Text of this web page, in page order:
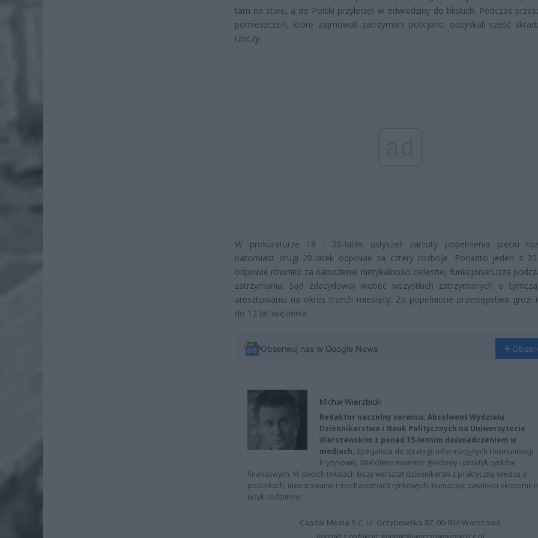
tam na stałe, a do Polski przylecieli w odwiedziny do bliskich. Podczas
pomieszczeń, które zajmowali zatrzymani policjanci odzyskali część
rzeczy.
W prokuraturze 18 i 20-latek usłyszeli zarzuty popełnienia pięciu
natomiast drugi 20-latek odpowie za cztery rozboje. Ponadto jeden z
odpowie również za naruszenie nietykalności cielesnej funkcjonariusza
zatrzymania. Sąd zdecydował wobec wszystkich zatrzymanych o
aresztowaniu na okres trzech miesięcy. Za popełnione przestępstwa grozi
do 12 lat więzienia.
Obserwuj nas w Google News
Michał Wierzbicki
Redaktor naczelny serwisu. Absolwent Wydziału
Dziennikarstwa i Nauk Politycznych na Uniwersytecie
Warszawskim z ponad 15-letnim doświadczeniem w
mediach. Specjalista ds. strategii informacyjnych i komunikacji
kryzysowej. Wieloletni inwestor giełdowy i praktyk rynków
finansowych. W swoich tekstach łączy warsztat dziennikarski z praktyczną wiedzą o
podatkach, inwestowaniu i mechanizmach rynkowych, tłumacząc zawiłości ekonomii
język codzienny.
Capital Media S.C. ul. Grzybowska 87, 00-844 Warszawa